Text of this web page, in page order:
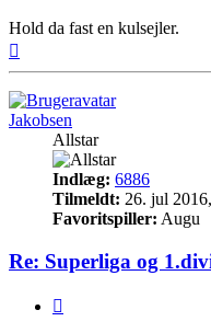
Hold da fast en kulsejler.
Jakobsen
Allstar
Indlæg: 6886
Tilmeldt: 26. jul
Favoritspiller: Augu
Re: Superliga og